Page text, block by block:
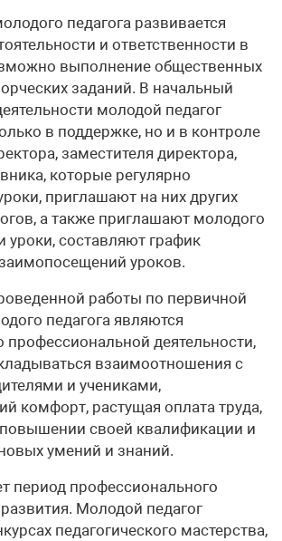
педагога развивается
и ответственности в
выполнение общественных
заданий. В начальный
молодой педагог
в поддержке, но и в контроле
заместителя директора,
которые регулярно
приглашают на них других
а также приглашают молодого
уроки, составляют график
уроков.
работы по первичной
педагога являются
профессиональной деятельности,
взаимоотношения с
и учениками,
комфорт, растущая оплата труда,
своей квалификации и
умений и знаний.
период профессионального
Молодой педагог
педагогического мастерства,